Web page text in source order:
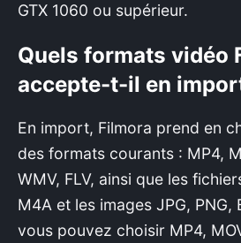
GTX 1060 ou supérieur.
Quels formats vidéo
accepte-t-il en
En import, Filmora prend en
des formats courants : MP4,
WMV, FLV, ainsi que les
M4A et les images JPG, PNG,
vous pouvez choisir MP4,